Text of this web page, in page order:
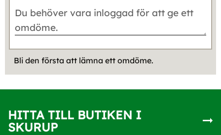
Bli den första att lämna ett omdöme.
HITTA TILL BUTIKEN I
SKURUP